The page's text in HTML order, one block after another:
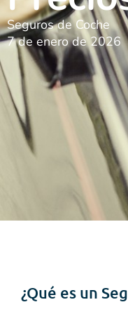
Seguros de Coche
7 de enero de 2026
¿Qué es un